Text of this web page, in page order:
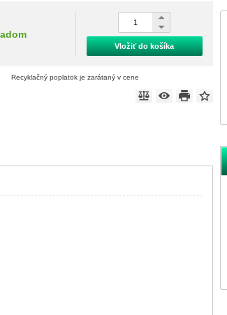
Vložiť do košíka
Recyklačný poplatok je zarátaný v cene